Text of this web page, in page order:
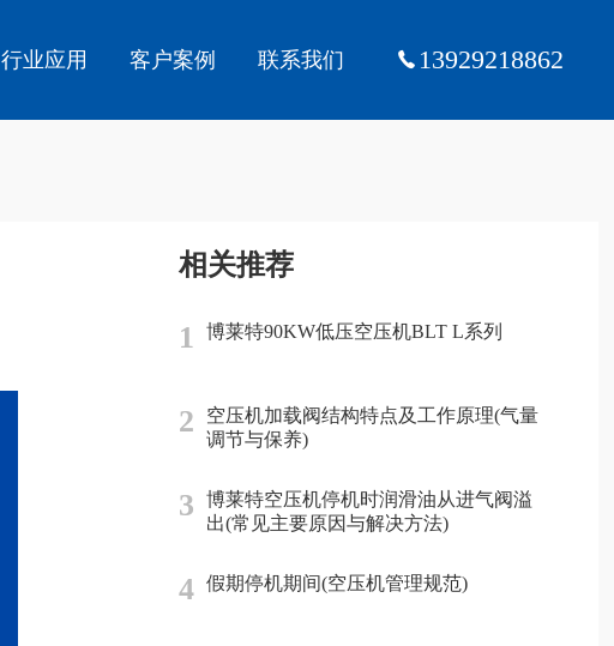
行业应用 客户案例 联系我们 13929218862
相关推荐
1 博莱特90KW低压空压机BLT L系列
2
空压机加载阀结构特点及工作原理(气量
调节与保养)
3
博莱特空压机停机时润滑油从进气阀溢
出(常见主要原因与解决方法)
4 假期停机期间(空压机管理规范)